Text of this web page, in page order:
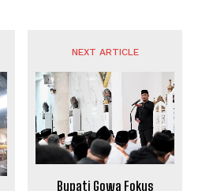
NEXT ARTICLE
Bupati Gowa Fokus